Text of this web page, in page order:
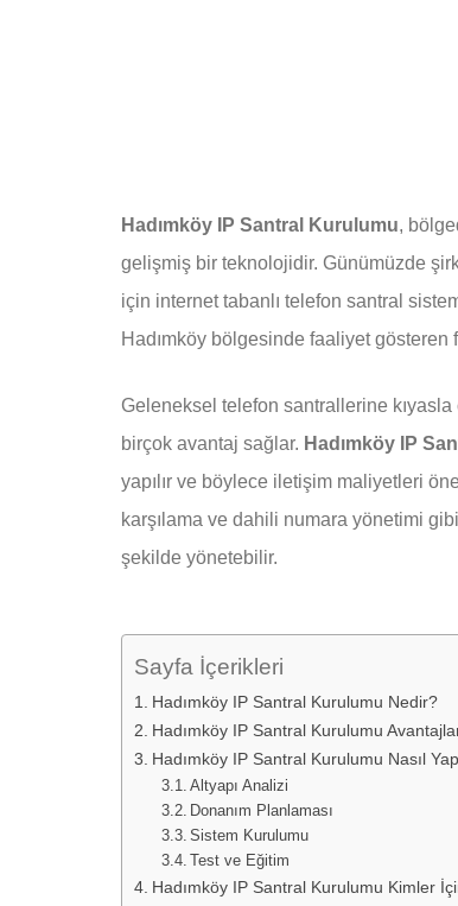
Hadımköy IP Santral Kurulumu,
gelişmiş bir teknolojidir. Günümüzde
için internet tabanlı telefon santral
Hadımköy bölgesinde faaliyet gösteren
Geleneksel telefon santrallerine
birçok avantaj sağlar. Hadımköy IP
yapılır ve böylece iletişim maliyetleri
karşılama ve dahili numara yönetimi
şekilde yönetebilir.
Sayfa İçerikleri
Hadımköy IP Santral Kurulumu Nedir?
Hadımköy IP Santral Kurulumu
Hadımköy IP Santral Kurulumu Nasıl
Altyapı Analizi
Donanım Planlaması
Sistem Kurulumu
Test ve Eğitim
Hadımköy IP Santral Kurulumu Kimler